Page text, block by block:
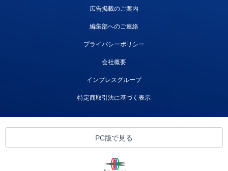
広告掲載のご案内
編集部へのご連絡
プライバシーポリシー
会社概要
インプレスグループ
特定商取引法に基づく表示
PC版で見る